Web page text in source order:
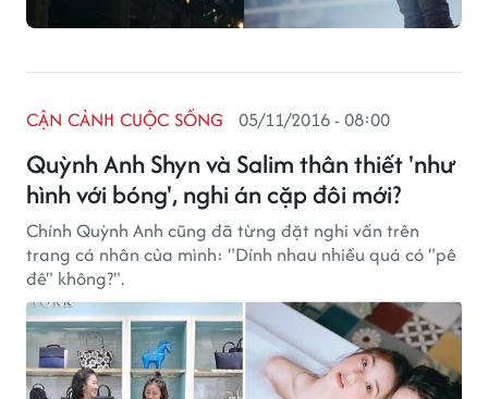
Quỳnh Anh Shyn và Salim thân thiết 'như
hình với bóng', nghi án cặp đôi mới?
CẬN CẢNH CUỘC SỐNG 05/11/2016 - 08:00
Chính Quỳnh Anh cũng đã từng đặt nghi vấn trên
trang cá nhân của mình: "Dính nhau nhiều quá có "pê
đê" không?".